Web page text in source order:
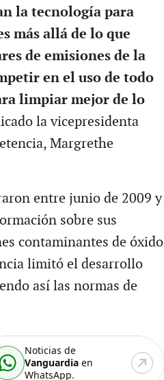
la tecnología para
más allá de lo que
de emisiones de la
en el uso de todo
limpiar mejor de lo
la vicepresidenta
Margrethe
entre junio de 2009 y
sobre sus
contaminantes de óxido
limitó el desarrollo
así las normas de
Noticias de
Vanguardia en
WhatsApp.